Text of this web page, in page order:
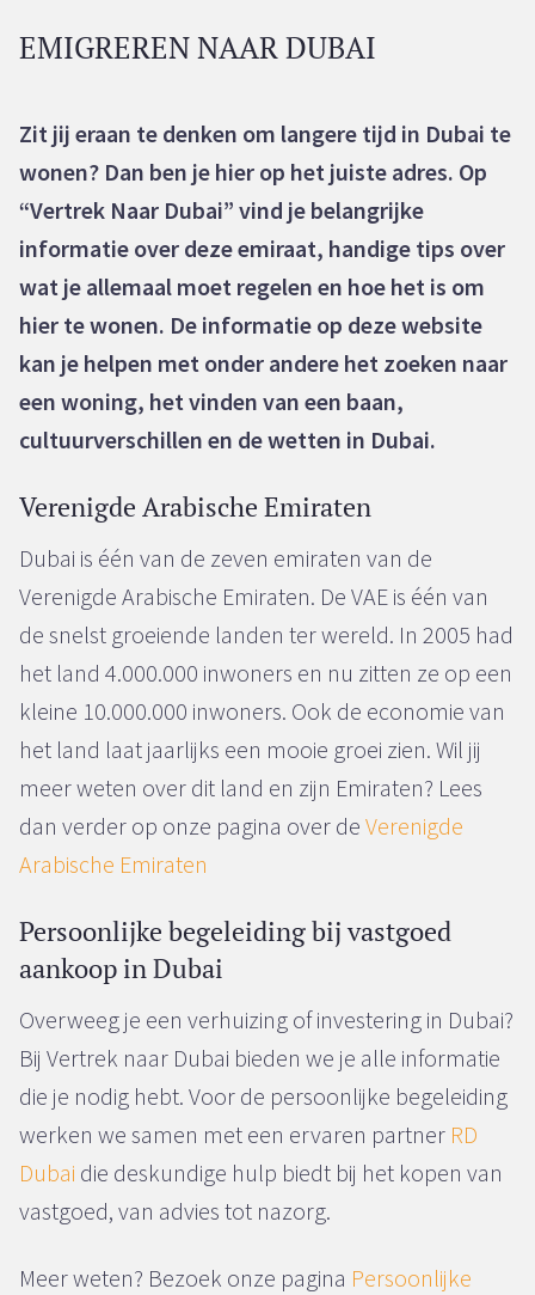
EMIGREREN NAAR DUBAI
Zit jij eraan te denken om langere tijd in Dubai te
wonen? Dan ben je hier op het juiste adres. Op
“Vertrek Naar Dubai” vind je belangrijke
informatie over deze emiraat, handige tips over
wat je allemaal moet regelen en hoe het is om
hier te wonen. De informatie op deze website
kan je helpen met onder andere het zoeken naar
een woning, het vinden van een baan,
cultuurverschillen en de wetten in Dubai.
Verenigde Arabische Emiraten
Dubai is één van de zeven emiraten van de
Verenigde Arabische Emiraten. De VAE is één van
de snelst groeiende landen ter wereld. In 2005 had
het land 4.000.000 inwoners en nu zitten ze op een
kleine 10.000.000 inwoners. Ook de economie van
het land laat jaarlijks een mooie groei zien. Wil jij
meer weten over dit land en zijn Emiraten? Lees
dan verder op onze pagina over de Verenigde
Arabische Emiraten
Persoonlijke begeleiding bij vastgoed
aankoop in Dubai
Overweeg je een verhuizing of investering in Dubai?
Bij Vertrek naar Dubai bieden we je alle informatie
die je nodig hebt. Voor de persoonlijke begeleiding
werken we samen met een ervaren partner RD
Dubai die deskundige hulp biedt bij het kopen van
vastgoed, van advies tot nazorg.
Meer weten? Bezoek onze pagina Persoonlijke